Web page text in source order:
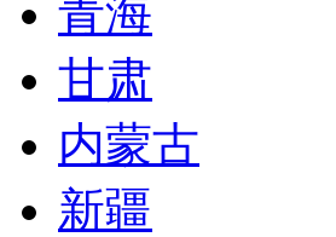
青海
甘肃
内蒙古
新疆